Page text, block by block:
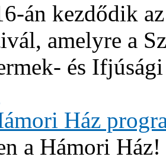
án kezdődik
amelyre a
és
Ház
a Hámori